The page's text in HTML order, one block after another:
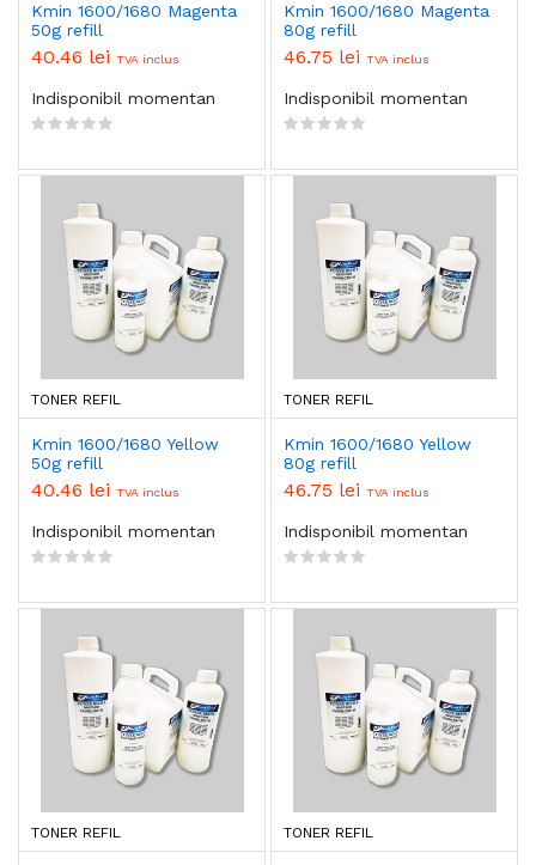
Kmin 1600/1680 Magenta
50g refill
40.46 lei TVA inclus
Indisponibil momentan
Kmin 1600/1680 Magenta
80g refill
46.75 lei TVA inclus
Indisponibil momentan
TONER REFIL
Kmin 1600/1680 Yellow
50g refill
40.46 lei TVA inclus
Indisponibil momentan
TONER REFIL
Kmin 1600/1680 Yellow
80g refill
46.75 lei TVA inclus
Indisponibil momentan
TONER REFIL TONER REFIL